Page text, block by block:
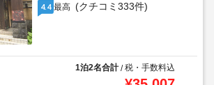
4.4 最高 (クチコミ333件)
1泊2名合計/税・手数料込